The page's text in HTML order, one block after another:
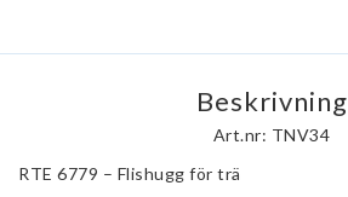
Beskrivning
Art.nr: TNV34
RTE 6779 – Flishugg för trä